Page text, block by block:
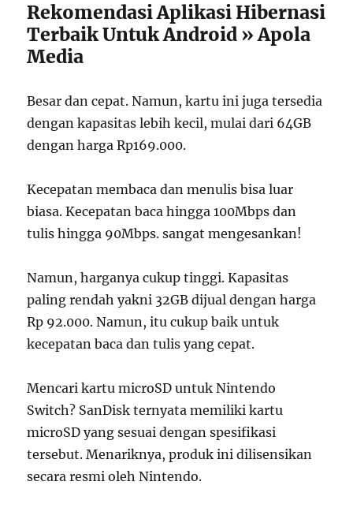
Rekomendasi Aplikasi Hibernasi
Terbaik Untuk Android » Apola
Media
Besar dan cepat. Namun, kartu ini juga tersedia
dengan kapasitas lebih kecil, mulai dari 64GB
dengan harga Rp169.000.
Kecepatan membaca dan menulis bisa luar
biasa. Kecepatan baca hingga 100Mbps dan
tulis hingga 90Mbps. sangat mengesankan!
Namun, harganya cukup tinggi. Kapasitas
paling rendah yakni 32GB dijual dengan harga
Rp 92.000. Namun, itu cukup baik untuk
kecepatan baca dan tulis yang cepat.
Mencari kartu microSD untuk Nintendo
Switch? SanDisk ternyata memiliki kartu
microSD yang sesuai dengan spesifikasi
tersebut. Menariknya, produk ini dilisensikan
secara resmi oleh Nintendo.